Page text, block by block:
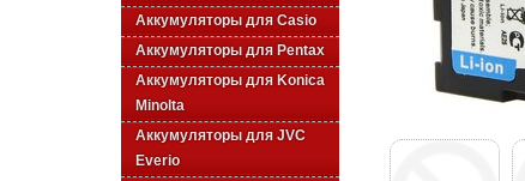
Аккумуляторы для Casio
Аккумуляторы для Pentax
Аккумуляторы для Konica
Minolta
Аккумуляторы для JVC
Everio